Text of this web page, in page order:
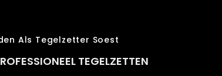
Als Tegelzetter Soest
TEGELZETTEN